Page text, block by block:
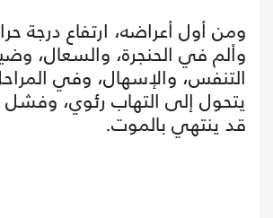
ومن أول أعراضه، ارتفاع درجة
وألم في الحنجرة، والسعال،
التنفس، والإسهال، وفي
يتحول إلى التهاب رئوي،
قد ينتهي بالموت.